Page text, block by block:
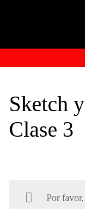
Sketch
Clase 3
Por favor,